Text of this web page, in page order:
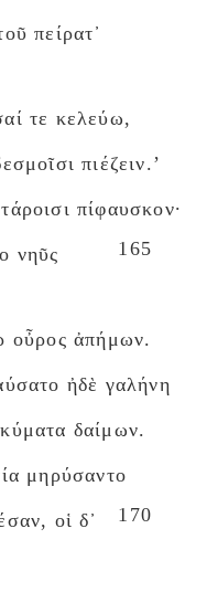
πείρατ᾽
τε κελεύω,
πιέζειν.’
πίφαυσκον·
165
νηῦς
οὖρος ἀπήμων.
ἠδὲ γαλήνη
δαίμων.
μηρύσαντο
170
οἱ δ᾽